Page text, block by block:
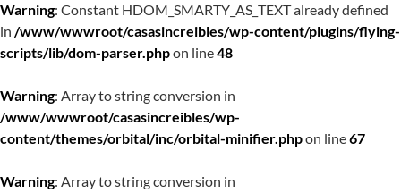
Warning: Constant HDOM_SMARTY_AS_TEXT already defined
in /www/wwwroot/casasincreibles/wp-content/plugins/flying-
scripts/lib/dom-parser.phpon line48
Warning: Array to string conversion in
/www/wwwroot/casasincreibles/wp-
content/themes/orbital/inc/orbital-minifier.phpon line67
Warning: Array to string conversion in